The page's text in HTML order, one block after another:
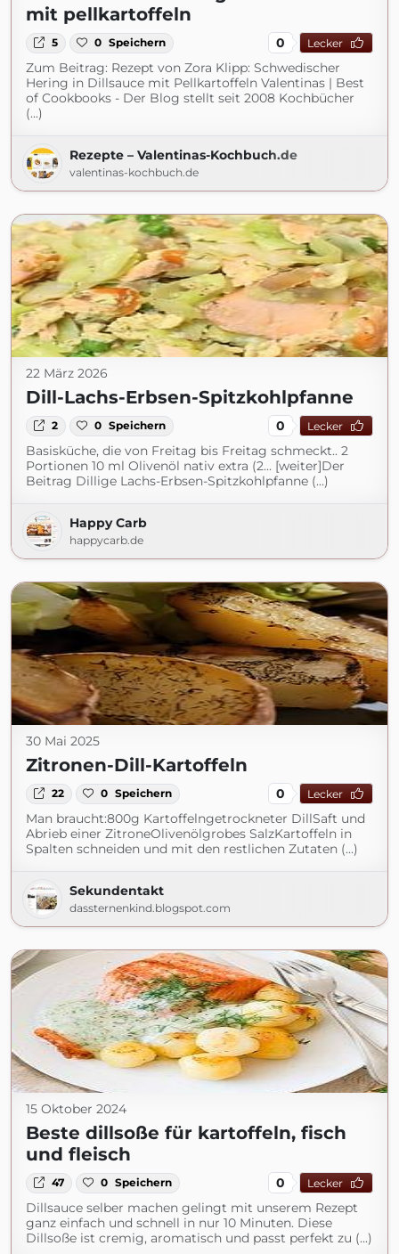
mit pellkartoffeln
5 0 Speichern 0 Lecker
Zum Beitrag: Rezept von Zora Klipp: Schwedischer
Hering in Dillsauce mit Pellkartoffeln Valentinas | Best
of Cookbooks - Der Blog stellt seit 2008 Kochbücher
(...)
Rezepte – Valentinas-Kochbuch.de
valentinas-kochbuch.de
22 März 2026
Dill-Lachs-Erbsen-Spitzkohlpfanne
2 0 Speichern 0 Lecker
Basisküche, die von Freitag bis Freitag schmeckt.. 2
Portionen 10 ml Olivenöl nativ extra (2... [weiter]Der
Beitrag Dillige Lachs-Erbsen-Spitzkohlpfanne (...)
Happy Carb
happycarb.de
30 Mai 2025
Zitronen-Dill-Kartoffeln
22 0 Speichern 0 Lecker
Man braucht:800g Kartoffelngetrockneter DillSaft und
Abrieb einer ZitroneOlivenölgrobes SalzKartoffeln in
Spalten schneiden und mit den restlichen Zutaten (...)
Sekundentakt
dassternenkind.blogspot.com
15 Oktober 2024
Beste dillsoße für kartoffeln, fisch
und fleisch
47 0 Speichern 0 Lecker
Dillsauce selber machen gelingt mit unserem Rezept
ganz einfach und schnell in nur 10 Minuten. Diese
Dillsoße ist cremig, aromatisch und passt perfekt zu (...)